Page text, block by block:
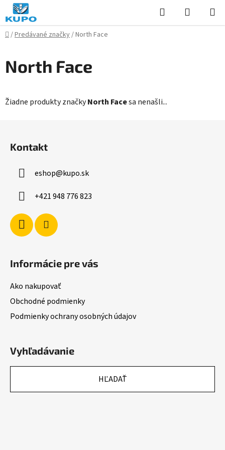
Prejsť
na
obsah
Hľadať
KOŠÍK
Domov
/Predávané značky/North Face
North Face
Žiadne produkty značkyNorth Facesa nenašli...
Kontakt
eshop@kupo.sk
+421 948 776 823
Informácie pre vás
Ako nakupovať
Obchodné podmienky
Podmienky ochrany osobných údajov
Vyhľadávanie
HĽADAŤ